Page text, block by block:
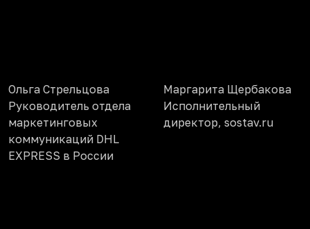
Ольга Стрельцова
Руководитель отдела
маркетинговых
коммуникаций DHL
EXPRESS в России
Маргарита Щербакова
Исполнительный
директор, sostav.ru